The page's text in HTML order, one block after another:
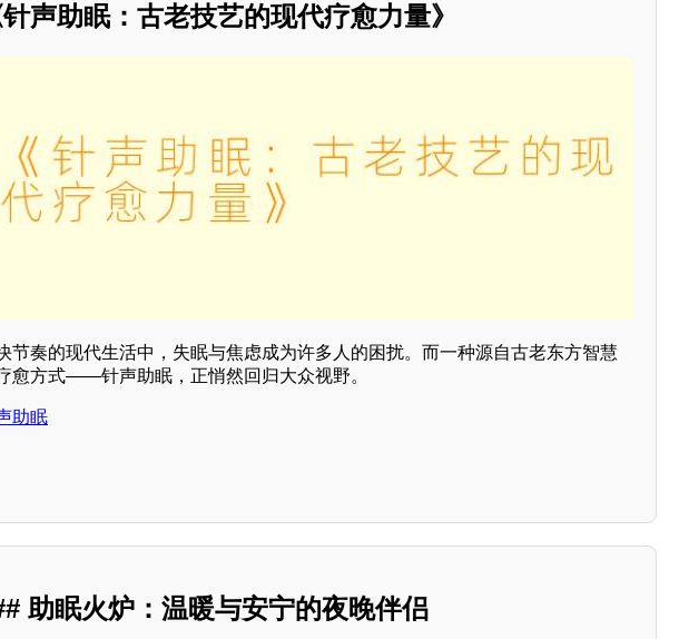
针声助眠：古老技艺的现代疗愈力量》
节奏的现代生活中，失眠与焦虑成为许多人的困扰。而一种源自古老东方智慧
愈方式——针声助眠，正悄然回归大众视野。
助眠
助眠火炉：温暖与安宁的夜晚伴侣